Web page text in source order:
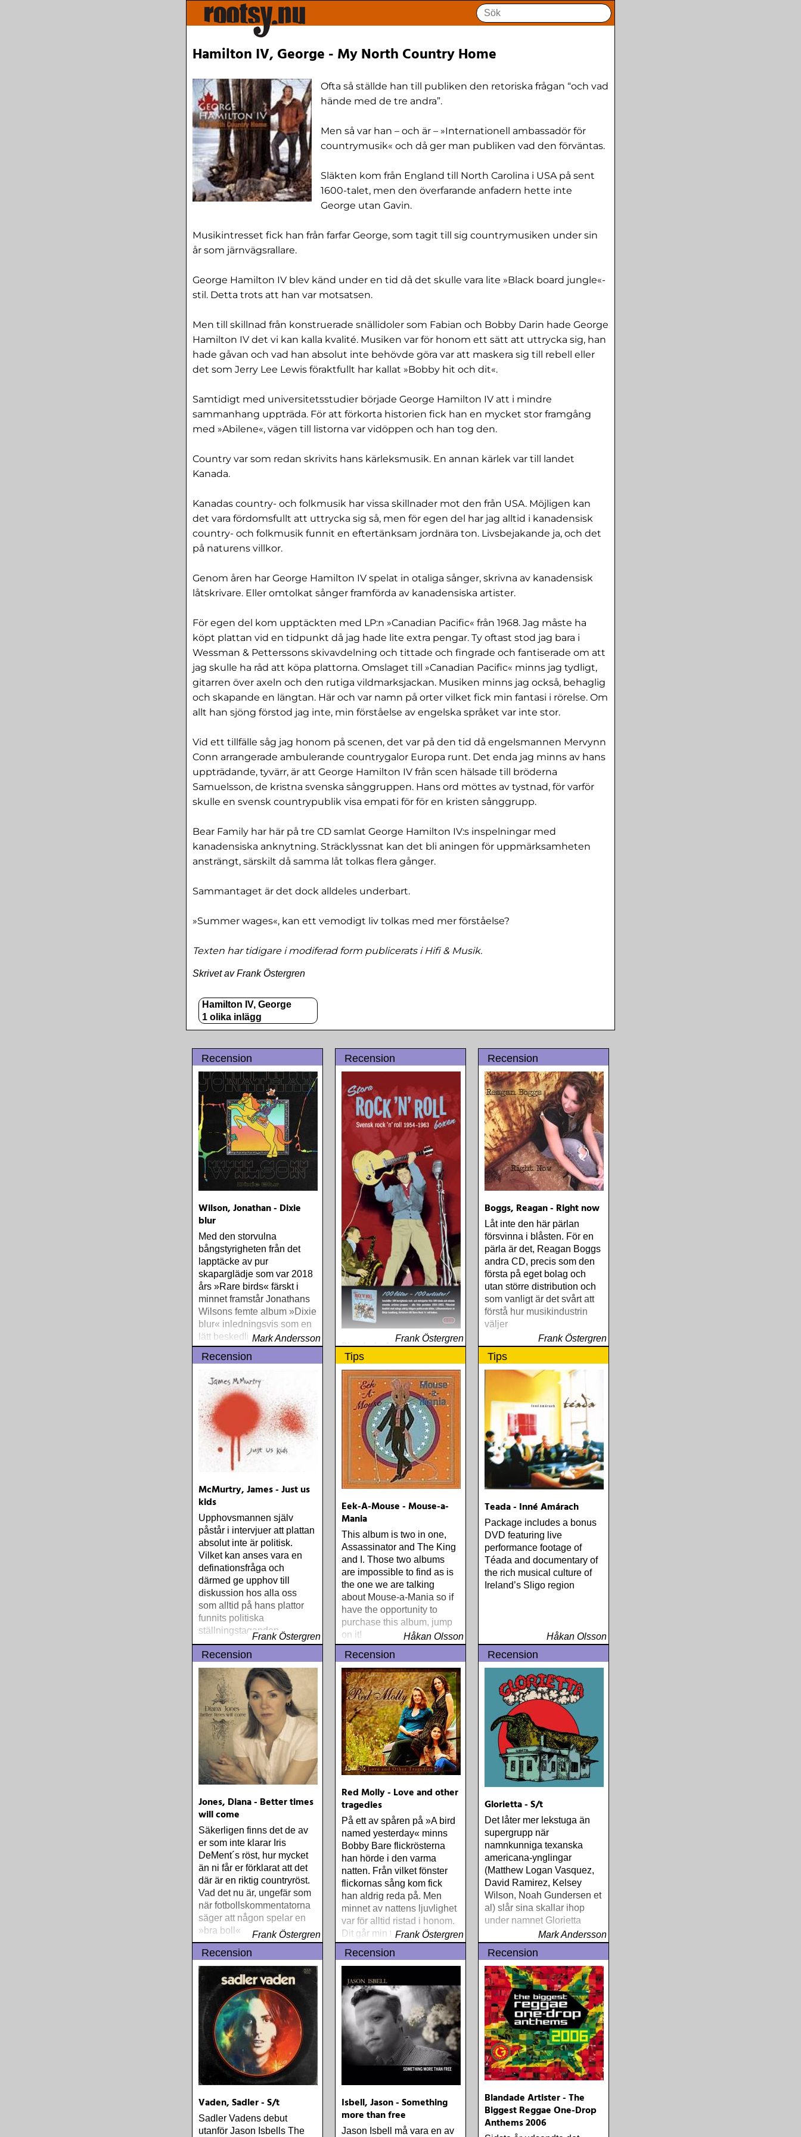
Hamilton IV, George - My North Country Home
Ofta så ställde han till publiken den retoriska frågan “och vad
hände med de tre andra”.
Men så var han – och är – »Internationell ambassadör för
countrymusik« och då ger man publiken vad den förväntas.
Släkten kom från England till North Carolina i USA på sent
1600-talet, men den överfarande anfadern hette inte
George utan Gavin.
Musikintresset fick han från farfar George, som tagit till sig countrymusiken under sin
år som järnvägsrallare.
George Hamilton IV blev känd under en tid då det skulle vara lite »Black board jungle«-
stil. Detta trots att han var motsatsen.
Men till skillnad från konstruerade snällidoler som Fabian och Bobby Darin hade George
Hamilton IV det vi kan kalla kvalité. Musiken var för honom ett sätt att uttrycka sig, han
hade gåvan och vad han absolut inte behövde göra var att maskera sig till rebell eller
det som Jerry Lee Lewis föraktfullt har kallat »Bobby hit och dit«.
Samtidigt med universitetsstudier började George Hamilton IV att i mindre
sammanhang uppträda. För att förkorta historien fick han en mycket stor framgång
med »Abilene«, vägen till listorna var vidöppen och han tog den.
Country var som redan skrivits hans kärleksmusik. En annan kärlek var till landet
Kanada.
Kanadas country- och folkmusik har vissa skillnader mot den från USA. Möjligen kan
det vara fördomsfullt att uttrycka sig så, men för egen del har jag alltid i kanadensisk
country- och folkmusik funnit en eftertänksam jordnära ton. Livsbejakande ja, och det
på naturens villkor.
Genom åren har George Hamilton IV spelat in otaliga sånger, skrivna av kanadensisk
låtskrivare. Eller omtolkat sånger framförda av kanadensiska artister.
För egen del kom upptäckten med LP:n »Canadian Pacific« från 1968. Jag måste ha
köpt plattan vid en tidpunkt då jag hade lite extra pengar. Ty oftast stod jag bara i
Wessman & Petterssons skivavdelning och tittade och fingrade och fantiserade om att
jag skulle ha råd att köpa plattorna. Omslaget till »Canadian Pacific« minns jag tydligt,
gitarren över axeln och den rutiga vildmarksjackan. Musiken minns jag också, behaglig
och skapande en längtan. Här och var namn på orter vilket fick min fantasi i rörelse. Om
allt han sjöng förstod jag inte, min förståelse av engelska språket var inte stor.
Vid ett tillfälle såg jag honom på scenen, det var på den tid då engelsmannen Mervynn
Conn arrangerade ambulerande countrygalor Europa runt. Det enda jag minns av hans
uppträdande, tyvärr, är att George Hamilton IV från scen hälsade till bröderna
Samuelsson, de kristna svenska sånggruppen. Hans ord möttes av tystnad, för varför
skulle en svensk countrypublik visa empati för för en kristen sånggrupp.
Bear Family har här på tre CD samlat George Hamilton IV:s inspelningar med
kanadensiska anknytning. Sträcklyssnat kan det bli aningen för uppmärksamheten
ansträngt, särskilt då samma låt tolkas flera gånger.
Sammantaget är det dock alldeles underbart.
»Summer wages«, kan ett vemodigt liv tolkas med mer förståelse?
Texten har tidigare i modiferad form publicerats i Hifi & Musik.
Skrivet av Frank Östergren
Hamilton IV, George
1 olika inlägg
Recension
Wilson, Jonathan - Dixie
blur
Med den storvulna
bångstyrigheten från det
lapptäcke av pur
skaparglädje som var 2018
års »Rare birds« färskt i
minnet framstår Jonathans
Wilsons femte album »Dixie
blur« inledningsvis som en
lätt beskedlig historia
Mark Andersson
Recension
Blandade Artister - Stora
Rock n Roll boxen
Hade det varit ett
skivgissande hade jag åkt
dit. För så svart låter Inger
Berggren i sin »Jailhouse
rock«-inspelning från 1960
att ingen ledtråd ges till den
hennes schlagerkarriär, för
att nu inte tala om
pianistkarriärern
Frank Östergren
Recension
Boggs, Reagan - Right now
Låt inte den här pärlan
försvinna i blåsten. För en
pärla är det, Reagan Boggs
andra CD, precis som den
första på eget bolag och
utan större distribution och
som vanligt är det svårt att
förstå hur musikindustrin
väljer
Frank Östergren
Recension
McMurtry, James - Just us
kids
Upphovsmannen själv
påstår i intervjuer att plattan
absolut inte är politisk.
Vilket kan anses vara en
definationsfråga och
därmed ge upphov till
diskussion hos alla oss
som alltid på hans plattor
funnits politiska
ställningstaganden
Frank Östergren
Tips
Eek-A-Mouse - Mouse-a-
Mania
This album is two in one,
Assassinator and The King
and I. Those two albums
are impossible to find as is
the one we are talking
about Mouse-a-Mania so if
have the opportunity to
purchase this album, jump
on it!
Håkan Olsson
Tips
Teada - Inné Amárach
Package includes a bonus
DVD featuring live
performance footage of
Téada and documentary of
the rich musical culture of
Ireland’s Sligo region
Håkan Olsson
Recension
Jones, Diana - Better times
will come
Säkerligen finns det de av
er som inte klarar Iris
DeMent´s röst, hur mycket
än ni får er förklarat att det
där är en riktig countryröst.
Vad det nu är, ungefär som
när fotbollskommentatorna
säger att någon spelar en
»bra boll«
Frank Östergren
Recension
Red Molly - Love and other
tragedies
På ett av spåren på »A bird
named yesterday« minns
Bobby Bare flickrösterna
han hörde i den varma
natten. Från vilket fönster
flickornas sång kom fick
han aldrig reda på. Men
minnet av nattens ljuvlighet
var för alltid ristad i honom.
Dit går min tanke när jag
hör trion Red Molly
Frank Östergren
Recension
Glorietta - S/t
Det låter mer lekstuga än
supergrupp när
namnkunniga texanska
americana-ynglingar
(Matthew Logan Vasquez,
David Ramirez, Kelsey
Wilson, Noah Gundersen et
al) slår sina skallar ihop
under namnet Glorietta
Mark Andersson
Recension
Vaden, Sadler - S/t
Sadler Vadens debut
utanför Jason Isbells The
Recension
Isbell, Jason - Something
more than free
Jason Isbell må vara en av
Recension
Blandade Artister - The
Biggest Reggae One-Drop
Anthems 2006